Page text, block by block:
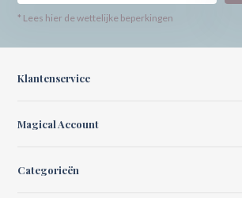
* Lees hier de wettelijke beperkingen
Klantenservice
Magical Account
Categorieën